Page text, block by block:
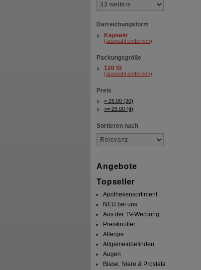
Darreichungsform
Kapseln
(auswahl entfernen)
Packungsgröße
120 St
(auswahl entfernen)
Preis
< 25.00 (20)
>= 25.00 (4)
Sortieren nach
Angebote
Topseller
Apothekensortiment
NEU bei uns
Aus der TV-Werbung
Preisknüller
Allergie
Allgemeinbefinden
Augen
Blase, Niere & Prostata